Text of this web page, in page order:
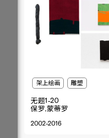
架上绘画 雕塑
无题1-20
保罗.蒙蒂罗
2002-2016